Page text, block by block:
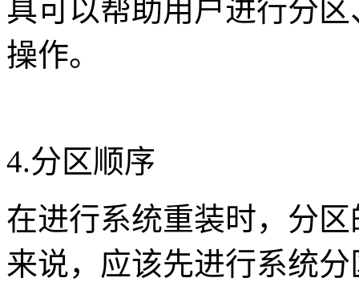
具可以帮助用户进行分
操作。
4.分区顺序
在进行系统重装时，分
来说，应该先进行系统